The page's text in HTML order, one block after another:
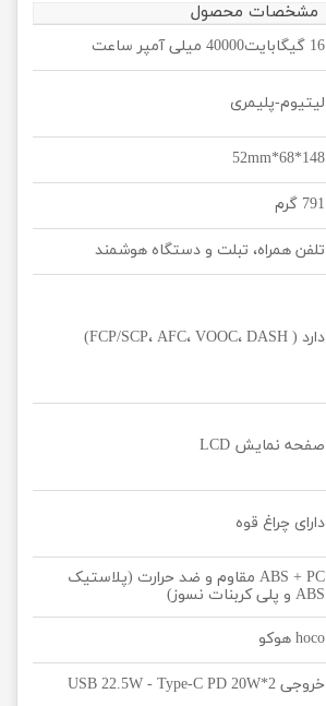
مشخصات محصول
16 گیگابایت40000 میلی‌ آمپر ساعت
لیتیوم-پلیمری
148*68*52mm
791 گرم
تلفن همراه، تبلت و دستگاه هوشمند
دارد ( FCP/SCP، AFC، VOOC، DASH)
صفحه نمایش LCD
دارای چراغ قوه
ABS + PC مقاوم و ضد حرارت (پلاستیک
ABS و پلی کربنات نسوز)
hoco هوکو
خروجی 2*USB 22.5W - Type-C PD 20W